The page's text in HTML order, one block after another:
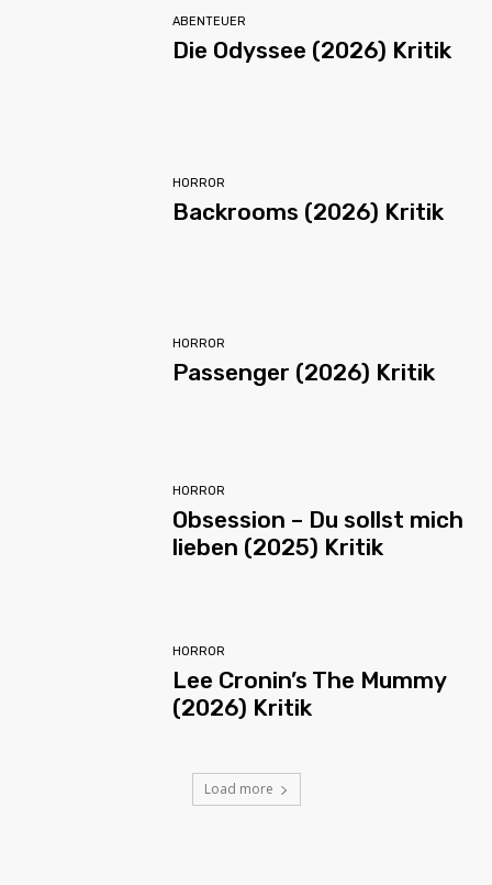
ABENTEUER
Die Odyssee (2026) Kritik
HORROR
Backrooms (2026) Kritik
HORROR
Passenger (2026) Kritik
HORROR
Obsession – Du sollst mich
lieben (2025) Kritik
HORROR
Lee Cronin’s The Mummy
(2026) Kritik
Load more